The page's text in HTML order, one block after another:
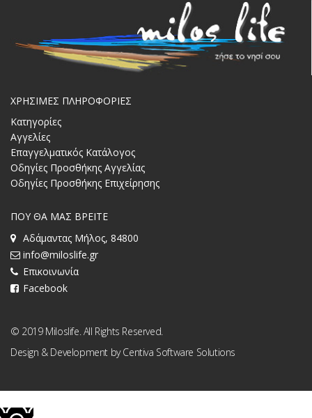
ΧΡΗΣΙΜΕΣ ΠΛΗΡΟΦΟΡΙΕΣ
Κατηγορίες
Αγγελίες
Επαγγελματικός Κατάλογος
Οδηγίες Προσθήκης Αγγελίας
Οδηγίες Προσθήκης Επιχείρησης
ΠΟΥ ΘΑ ΜΑΣ ΒΡΕΙΤΕ
Αδάμαντας Μήλος, 84800
info@miloslife.gr
Επικοινωνία
Facebook
© 2019 Miloslife. All Rights Reserved.
Design & Development byCentiva Software Solutions